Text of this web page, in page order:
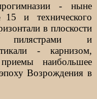
- ныне
и технического
в плоскости
пилястрами и
- карнизом,
наибольшее
Возрождения в